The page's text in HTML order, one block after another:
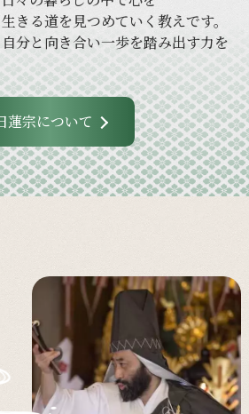
生きる道を見つめていく 教えです。
自分と向き合い一歩を踏み出す力を
蓮宗について